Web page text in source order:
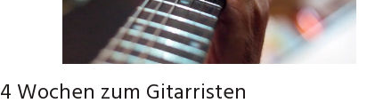
Wochen zum Gitarristen